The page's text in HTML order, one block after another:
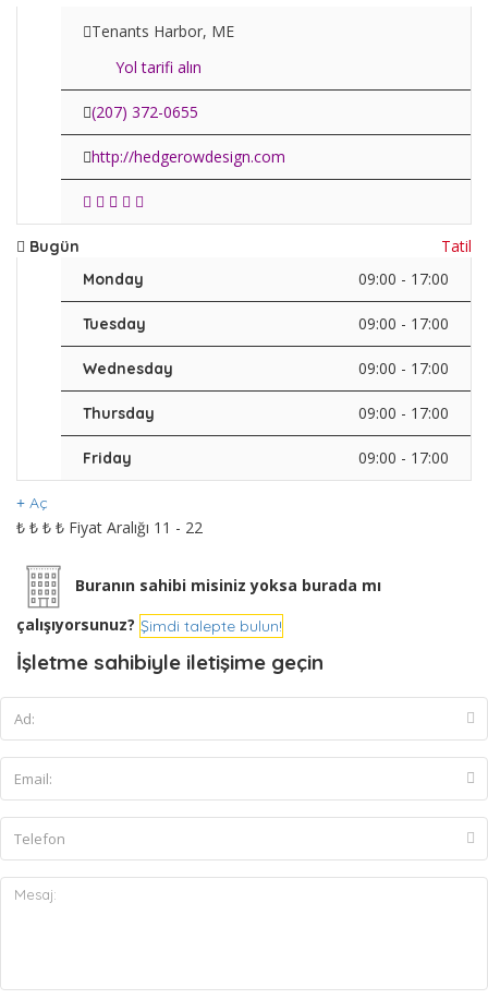
Tenants Harbor, ME
Yol tarifi alın
(207) 372-0655
http://hedgerowdesign.com
Bugün Tatil
Monday 09:00 - 17:00
Tuesday 09:00 - 17:00
Wednesday 09:00 - 17:00
Thursday 09:00 - 17:00
Friday 09:00 - 17:00
Aç
₺ ₺ ₺ ₺ Fiyat Aralığı 11 - 22
Buranın sahibi misiniz yoksa burada mı
çalışıyorsunuz? Şimdi talepte bulun!
İşletme sahibiyle iletişime geçin